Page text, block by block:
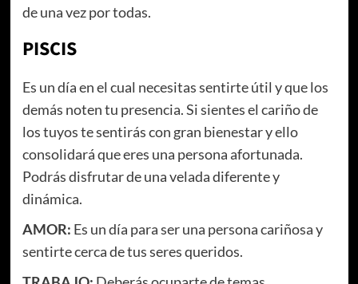
de una vez por todas.
PISCIS
Es un día en el cual necesitas sentirte útil y que los
demás noten tu presencia. Si sientes el cariño de
los tuyos te sentirás con gran bienestar y ello
consolidará que eres una persona afortunada.
Podrás disfrutar de una velada diferente y
dinámica.
AMOR: Es un día para ser una persona cariñosa y
sentirte cerca de tus seres queridos.